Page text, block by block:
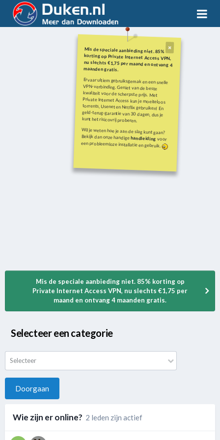
Mis de speciale aanbieding niet. 85%
korting op Private Internet Access VPN,
nu slechts €1,75 per maand en ontvang 4
maanden gratis.
Ervaar ultiem gebruiksgemak en een snelle
VPN-verbinding. Geniet van de beste
kwaliteit voor de scherpste prijs. Met
Private Internet Access kun je moeiteloos
torrents, Usenet en Netflix gebruiken! En
geld-terug-garantie van 30 dagen, dus je
kunt het risicovrij proberen.
Wil je weten hoe je aan de slag kunt gaan?
Bekijk dan onze handigehandleiding voor
een probleemloze installatie en gebruik.
Mis de speciale aanbieding niet. 85% korting op
Private Internet Access VPN, nu slechts €1,75 per
maand en ontvang 4 maanden gratis.
Selecteer een categorie
Selecteer
Doorgaan
Wie zijn er online? 2 leden zijn actief